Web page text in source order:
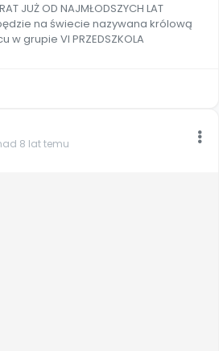
JUŻ OD NAJMŁODSZYCH LAT
na świecie nazywana królową
grupie VI PRZEDSZKOLA
8 lat temu